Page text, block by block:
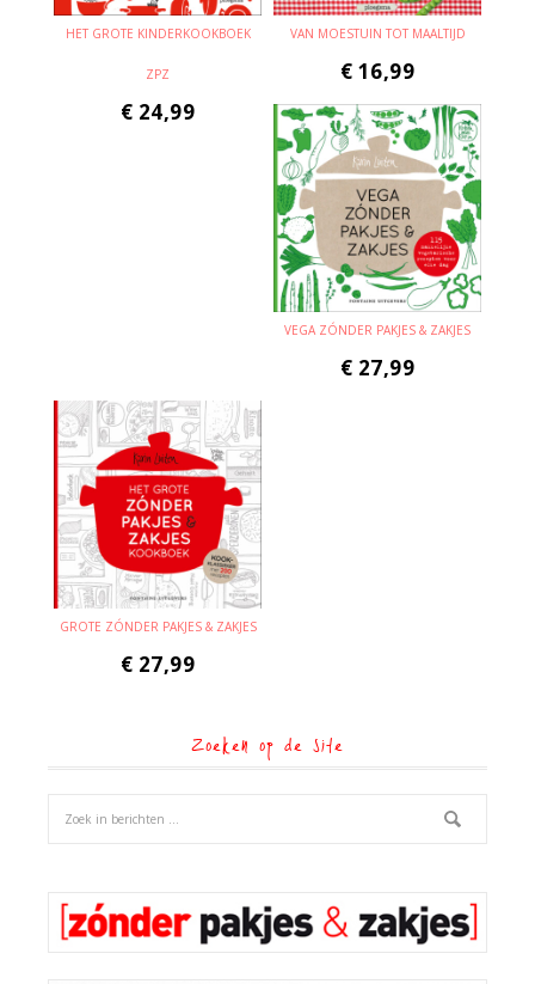
HET GROTE KINDERKOOKBOEK
ZPZ
€ 24,99
VAN MOESTUIN TOT MAALTIJD
€ 16,99
VEGA ZÓNDER PAKJES & ZAKJES
€ 27,99
GROTE ZÓNDER PAKJES & ZAKJES
€ 27,99
Zoeken op de site